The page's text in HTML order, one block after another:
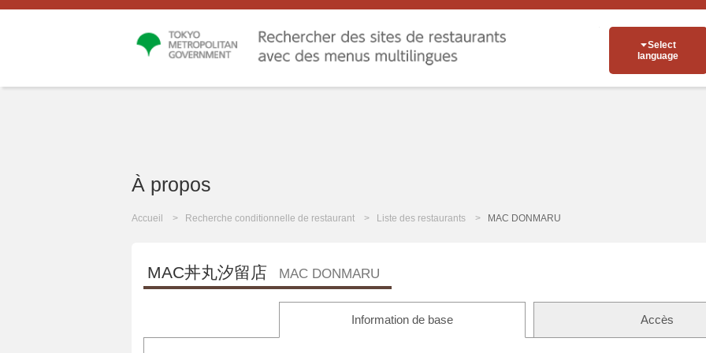
Select
language
À propos
Accueil Recherche conditionnelle de restaurant Liste des restaurants MAC DONMARU
MAC丼丸汐留店 MAC DONMARU
Information de base Accès